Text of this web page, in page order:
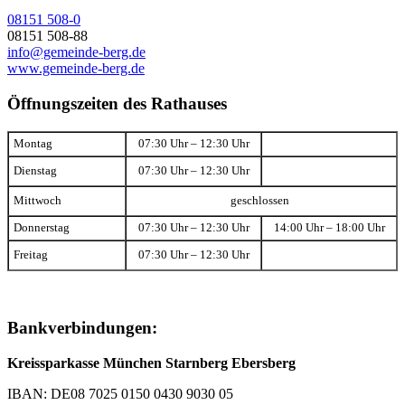
08151 508-0
08151 508-88
info@gemeinde-berg.de
www.gemeinde-berg.de
Öffnungszeiten des Rathauses
Montag 07:30 Uhr – 12:30 Uhr
Dienstag 07:30 Uhr – 12:30 Uhr
Mittwoch geschlossen
Donnerstag 07:30 Uhr – 12:30 Uhr 14:00 Uhr – 18:00 Uhr
Freitag 07:30 Uhr – 12:30 Uhr
Bankverbindungen:
Kreissparkasse München Starnberg Ebersberg
IBAN: DE08 7025 0150 0430 9030 05